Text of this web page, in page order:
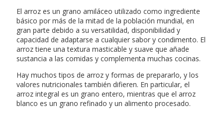
El arroz es un grano amiláceo utilizado como ingrediente
básico por más de la mitad de la población mundial, en
gran parte debido a su versatilidad, disponibilidad y
capacidad de adaptarse a cualquier sabor y condimento. El
arroz tiene una textura masticable y suave que añade
sustancia a las comidas y complementa muchas cocinas.
Hay muchos tipos de arroz y formas de prepararlo, y los
valores nutricionales también difieren. En particular, el
arroz integral es un grano entero, mientras que el arroz
blanco es un grano refinado y un alimento procesado.